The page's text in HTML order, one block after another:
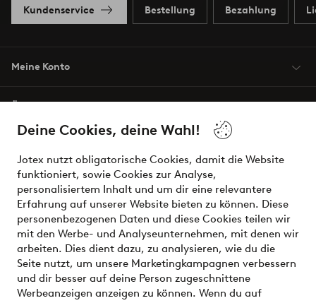
Deine Cookies, deine Wahl!
Jotex nutzt obligatorische Cookies, damit die Website
funktioniert, sowie Cookies zur Analyse,
personalisiertem Inhalt und um dir eine relevantere
Erfahrung auf unserer Website bieten zu können. Diese
personenbezogenen Daten und diese Cookies teilen wir
mit den Werbe- und Analyseunternehmen, mit denen wir
arbeiten. Dies dient dazu, zu analysieren, wie du die
Seite nutzt, um unsere Marketingkampagnen verbessern
und dir besser auf deine Person zugeschnittene
Werbeanzeigen anzeigen zu können. Wenn du auf
Kundenservice Bestellung Bezahlung
Meine Konto
Bedingungen
Sichere Zahlungen - Jetzt bezahlen oder aufteilen
Möchtest du mehr über unsere
Zahlungsmöglichkeitenerfahren?